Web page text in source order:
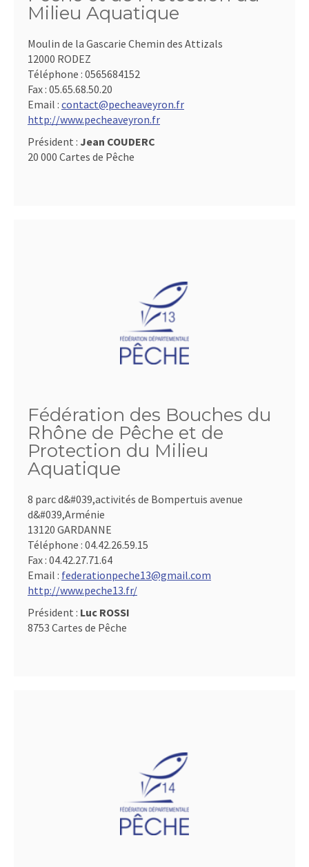
Milieu Aquatique
Moulin de la Gascarie Chemin des Attizals
12000 RODEZ
Téléphone : 0565684152
Fax : 05.65.68.50.20
Email : contact@pecheaveyron.fr
http://www.pecheaveyron.fr
Président : Jean COUDERC
20 000 Cartes de Pêche
Fédération des Bouches du
Rhône de Pêche et de
Protection du Milieu
Aquatique
8 parc d&#039,activités de Bompertuis avenue
d&#039,Arménie
13120 GARDANNE
Téléphone : 04.42.26.59.15
Fax : 04.42.27.71.64
Email : federationpeche13@gmail.com
http://www.peche13.fr/
Président : Luc ROSSI
8753 Cartes de Pêche